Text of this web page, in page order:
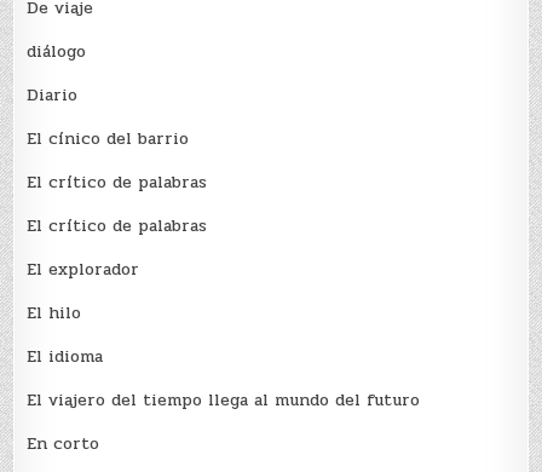
De viaje
diálogo
Diario
El cínico del barrio
El crí­tico de palabras
El crí­tico de palabras
El explorador
El hilo
El idioma
El viajero del tiempo llega al mundo del futuro
En corto